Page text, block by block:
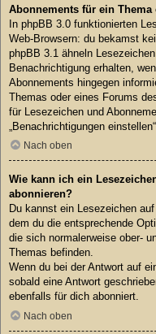
Abonnements für ein Thema
In phpBB 3.0 funktionierten
Web-Browsern: du bekamst
phpBB 3.1 ähneln
Benachrichtigung erhalten,
Abonnements hingegen
Themas oder eines Forums
für Lesezeichen und
„Benachrichtigungen
Nach oben
Wie kann ich ein
abonnieren?
Du kannst ein Lesezeichen
dem du die entsprechende
die sich normalerweise ober-
Themas befinden.
Wenn du bei der Antwort auf
sobald eine Antwort
ebenfalls für dich abonniert.
Nach oben